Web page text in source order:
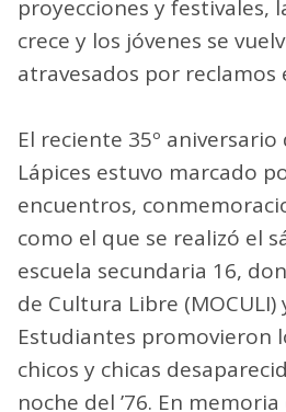
proyecciones y festivales,
crece y los jóvenes se
atravesados por reclamos
El reciente 35º
Lápices estuvo marcado
encuentros,
como el que se realizó el
escuela secundaria 16,
de Cultura Libre
Estudiantes promovieron
chicos y chicas
noche del ’76. En